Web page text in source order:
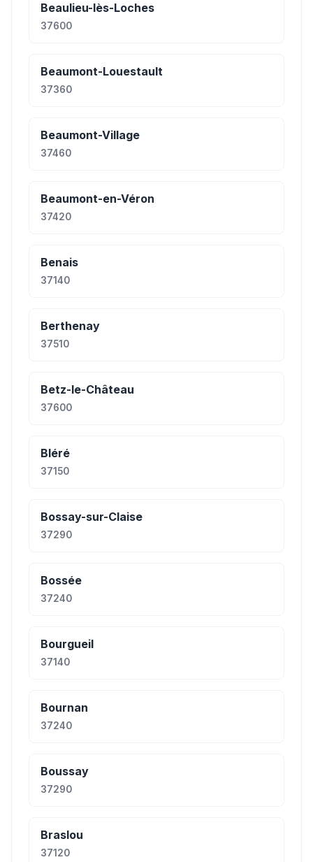
Beaulieu-lès-Loches
37600
Beaumont-Louestault
37360
Beaumont-Village
37460
Beaumont-en-Véron
37420
Benais
37140
Berthenay
37510
Betz-le-Château
37600
Bléré
37150
Bossay-sur-Claise
37290
Bossée
37240
Bourgueil
37140
Bournan
37240
Boussay
37290
Braslou
37120